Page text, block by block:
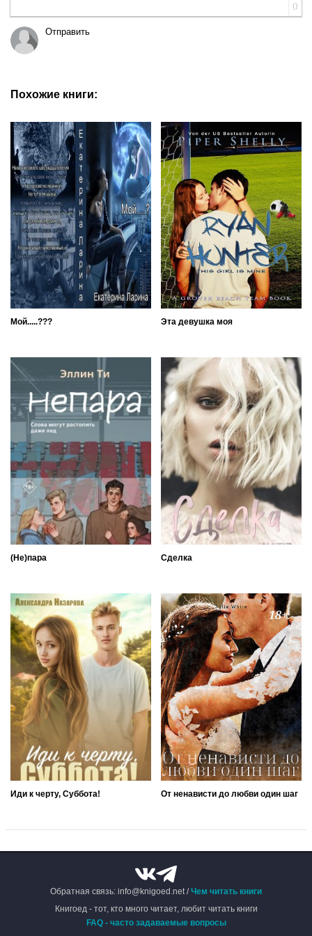
0
Отправить
Похожие книги:
Мой.....??? Эта девушка моя
(Не)пара Сделка
Иди к черту, Суббота! От ненависти до любви один шаг
Обратная связь: info@knigoed.net /Чем читать книги
Книгоед - тот, кто много читает, любит читать книги
FAQ - часто задаваемые вопросы